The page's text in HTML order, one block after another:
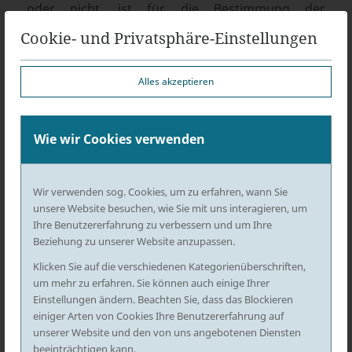
Cookie- und Privatsphäre-Einstellungen
Wie wir Cookies verwenden
Alles akzeptieren
Wir verwenden sog. Cookies, um zu erfahren, wann Sie
unsere Website besuchen, wie Sie mit uns interagieren, um
Ihre Benutzererfahrung zu verbessern und um Ihre
Beziehung zu unserer Website anzupassen.
Klicken Sie auf die verschiedenen Kategorienüberschriften,
um mehr zu erfahren. Sie können auch einige Ihrer
Einstellungen ändern. Beachten Sie, dass das Blockieren
einiger Arten von Cookies Ihre Benutzererfahrung auf
unserer Website und den von uns angebotenen Diensten
beeinträchtigen kann.
oder nicht, ist für die Bestimmung der
Mangelfreiheit der Wohnung nicht erforderlich.
Im Weiteren ließ das Gericht die Frage offen,
welches Ausmaß an Silberfischbefall konkret
können. Ein sich darauf beziehender erheblicher
Befall mit Silberfischen habe die Klägerin nicht
geltend gemacht. Dieser Beweislast kam sie
gerade nicht nach. Der Klägerin fielen erste
Anzeichen für den Silberfischbefall erst mehrere
Wochen nach der Übergabe auf, was stark für
eine bis dato unauffällige und nicht
mangelrelevante Population sprechen würde.
Auch hinzugezogene Sachverständigengutachten
hielten es für möglich, dass sich die